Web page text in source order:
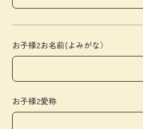
お子様2お名前(よみがな）
お子様2愛称